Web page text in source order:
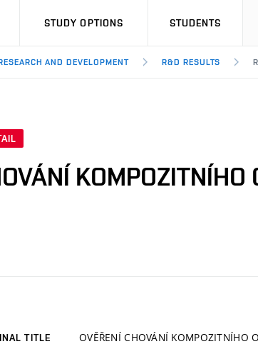
STUDY OPTIONS STUDENTS
AND DEVELOPMENT R&D RESULTS
TITLE OVĚŘENÍ CHOVÁNÍ KOMPOZITNÍHO